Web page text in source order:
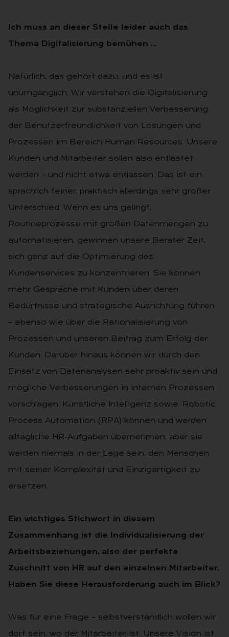
Ich muss an dieser Stelle leider auch das
Thema Digitalisierung bemühen …
Natürlich, das gehört dazu, und es ist
unumgänglich. Wir verstehen die Digitalisierung
als Möglichkeit zur substanziellen Verbesserung
der Benutzerfreundlichkeit von Lösungen und
Prozessen im Bereich Human Resources. Unsere
Kunden und Mitarbeiter sollen also entlastet
werden – und nicht etwa entlassen. Das ist ein
sprachlich feiner, praktisch allerdings sehr großer
Unterschied. Wenn es uns gelingt,
Routineprozesse mit großen Datenmengen zu
automatisieren, gewinnen unsere Berater Zeit,
sich ganz auf die Optimierung des
Kundenservices zu konzentrieren. Sie können
mehr Gespräche mit Kunden über deren
Bedürfnisse und strategische Ausrichtung führen
– ebenso wie über die Rationalisierung von
Prozessen und unseren Beitrag zum Erfolg der
Kunden. Darüber hinaus können wir durch den
Einsatz von Datenanalysen sehr proaktiv sein und
mögliche Verbesserungen in internen Prozessen
vorschlagen. Künstliche Intelligenz sowie, Robotic
Process Automation (RPA) können und werden
alltägliche HR-Aufgaben übernehmen, aber sie
werden niemals in der Lage sein, den Menschen
mit seiner Komplexität und Einzigartigkeit zu
ersetzen.
Ein wichtiges Stichwort in diesem
Zusammenhang ist die Individualisierung der
Arbeitsbeziehungen, also der perfekte
Zuschnitt von HR auf den einzelnen Mitarbeiter.
Haben Sie diese Herausforderung auch im Blick?
Was für eine Frage – selbstverständlich wollen wir
dort sein, wo der Mitarbeiter ist. Unsere Vision ist